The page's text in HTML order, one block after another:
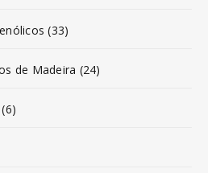
(33)
de Madeira (24)